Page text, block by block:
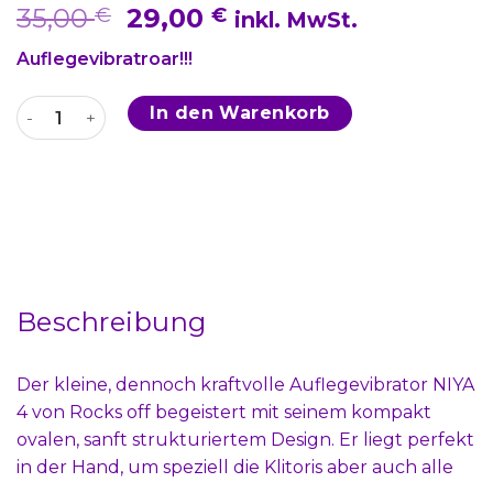
35,00€
Ursprünglicher
Preis
war:
35,00 €
29,00€Aktueller
29,00 €.
inkl. MwSt.
Auflegevibratroar!!!
NIYA 4 Menge In den Warenkorb
Beschreibung
Der kleine, dennoch kraftvolle Auflegevibrator NIYA
4 von Rocks off begeistert mit seinem kompakt
ovalen, sanft strukturiertem Design. Er liegt perfekt
in der Hand, um speziell die Klitoris aber auch alle